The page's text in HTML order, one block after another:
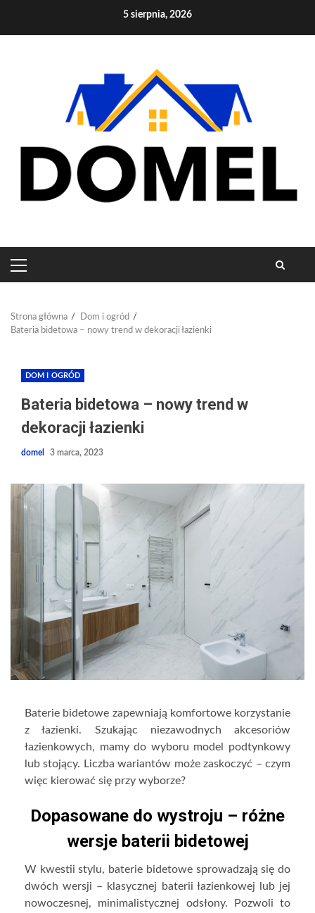
5 sierpnia, 2026
PRIMARY
MENU
Strona główna
Dom i ogród
Bateria bidetowa – nowy trend w dekoracji łazienki
DOM I OGRÓD
Bateria bidetowa – nowy trend w
dekoracji łazienki
domel 3 marca, 2023
Baterie bidetowe zapewniają komfortowe korzystanie
z łazienki. Szukając niezawodnych akcesoriów
łazienkowych, mamy do wyboru model podtynkowy
lub stojący. Liczba wariantów może zaskoczyć – czym
więc kierować się przy wyborze?
Dopasowane do wystroju – różne
wersje baterii bidetowej
W kwestii stylu, baterie bidetowe sprowadzają się do
dwóch wersji – klasycznej baterii łazienkowej lub jej
nowoczesnej, minimalistycznej odsłony. Pozwoli to